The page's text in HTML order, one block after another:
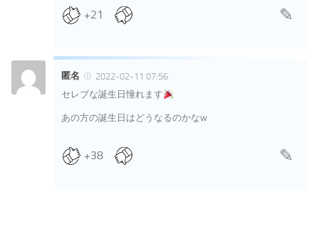
+21
匿名
2022-02-11 07:56
セレブな誕生日憧れます
あの方の誕生日はどうなるのかなw
+38